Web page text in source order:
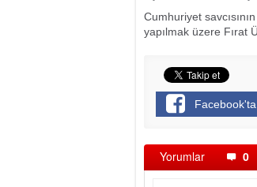
Cumhuriyet
yapılmak üzere Fırat
Yorumlar 0